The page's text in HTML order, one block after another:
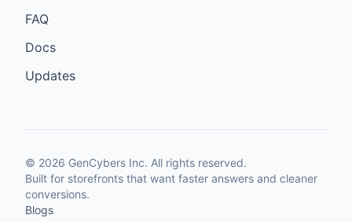
FAQ
Docs
Updates
© 2026 GenCybers Inc. All rights reserved.
Built for storefronts that want faster answers and cleaner
conversions.
Blogs